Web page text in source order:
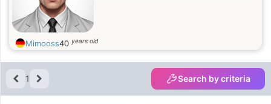
Mimooss40 years old
1 Search by criteria